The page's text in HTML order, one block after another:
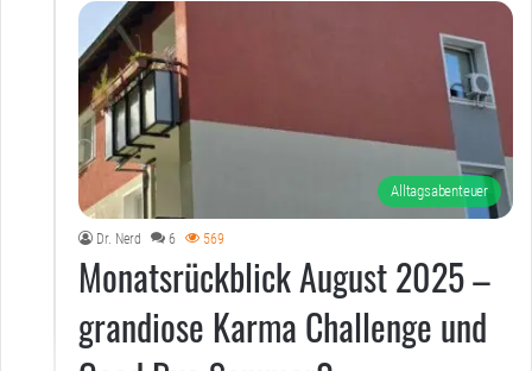
Alltagsabenteuer
Dr. Nerd 6 569
Monatsrückblick August 2025 –
grandiose Karma Challenge und